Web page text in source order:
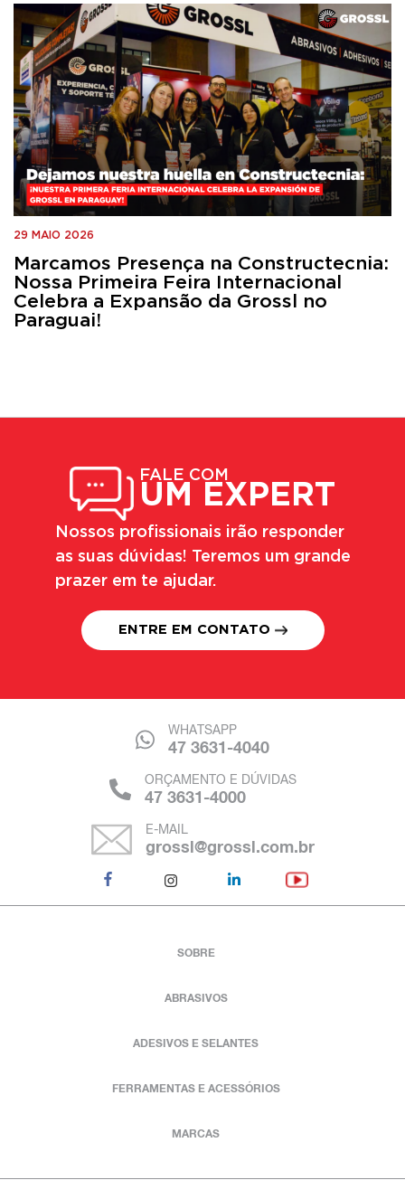
29 MAIO 2026
Marcamos Presença na Constructecnia:
Nossa Primeira Feira Internacional
Celebra a Expansão da Grossl no
Paraguai!
FALE COM
UM EXPERT
Nossos profissionais irão responder
as suas dúvidas! Teremos um grande
prazer em te ajudar.
ENTRE EM CONTATO
WHATSAPP
47 3631-4040
ORÇAMENTO E DÚVIDAS
47 3631-4000
E-MAIL
grossl@grossl.com.br
SOBRE
ABRASIVOS
ADESIVOS E SELANTES
FERRAMENTAS E ACESSÓRIOS
MARCAS